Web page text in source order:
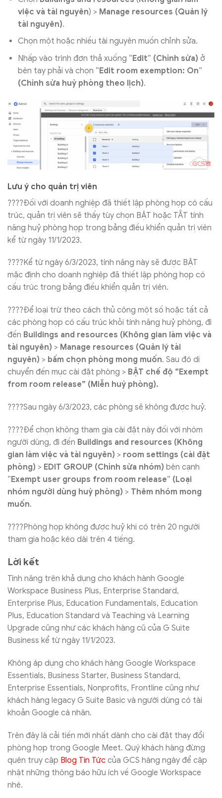
việc và tài nguyên) > Manage resources (Quản lý
tài nguyên).
Chọn một hoặc nhiều tài nguyên muốn chỉnh sửa.
Nhấp vào trình đơn thả xuống “Edit” (Chỉnh sửa) ở
bên tay phải và chọn “Edit room exemption: On”
(Chỉnh sửa huỷ phòng theo lịch).
Lưu ý cho quản trị viên
????Đối với doanh nghiệp đã thiết lập phòng họp có cấu
trúc, quản trị viên sẽ thấy tùy chọn BẬT hoặc TẮT tính
năng huỷ phòng họp trong bảng điều khiển quản trị viên
kể từ ngày 11/1/2023.
????Kể từ ngày 6/3/2023, tính năng này sẽ được BẬT
mặc định cho doanh nghiệp đã thiết lập phòng họp có
cấu trúc trong bảng điều khiển quản trị viên.
????Để loại trừ theo cách thủ công một số hoặc tất cả
các phòng họp có cấu trúc khỏi tính năng huỷ phòng, đi
đến Buildings and resources (Không gian làm việc và
tài nguyên) > Manage resources (Quản lý tài
nguyên) > bấm chọn phòng mong muốn. Sau đó di
chuyển đến mục cài đặt phòng > BẬT chế độ “Exempt
from room release” (Miễn huỷ phòng).
????Sau ngày 6/3/2023, các phòng sẽ không được huỷ.
????Để chọn không tham gia cài đặt này đối với nhóm
người dùng, đi đến Buildings and resources (Không
gian làm việc và tài nguyên) > room settings (cài đặt
phòng) > EDIT GROUP (Chỉnh sửa nhóm) bên cạnh
“Exempt user groups from room release” (Loại
nhóm người dùng huỷ phòng) > Thêm nhóm mong
muốn.
????Phòng họp không được huỷ khi có trên 20 người
tham gia hoặc kéo dài trên 4 tiếng.
Lời kết
Tính năng trên khả dụng cho khách hành Google
Workspace Business Plus, Enterprise Standard,
Enterprise Plus, Education Fundamentals, Education
Plus, Education Standard và Teaching và Learning
Upgrade cũng như các khách hàng cũ của G Suite
Business kể từ ngày 11/1/2023.
Không áp dụng cho khách hàng Google Workspace
Essentials, Business Starter, Business Standard,
Enterprise Essentials, Nonprofits, Frontline cũng như
khách hàng legacy G Suite Basic và người dùng có tài
khoản Google cá nhân.
Trên đây là cải tiến mới nhất dành cho cài đặt thay đổi
phòng họp trong Google Meet. Quý khách hàng đừng
quên truy cập Blog Tin Tức của GCS hàng ngày để cập
nhật những thông báo hữu ích về Google Workspace
nhé.